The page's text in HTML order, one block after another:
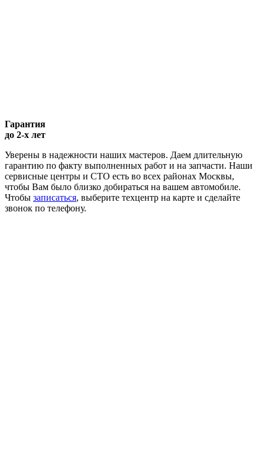
Гарантия
до 2-х лет
Уверены в надежности наших мастеров. Даем длительную
гарантию по факту выполненных работ и на запчасти. Наши
сервисные центры и СТО есть во всех районах Москвы,
чтобы Вам было близко добираться на вашем автомобиле.
Чтобы записаться, выберите техцентр на карте и сделайте
звонок по телефону.